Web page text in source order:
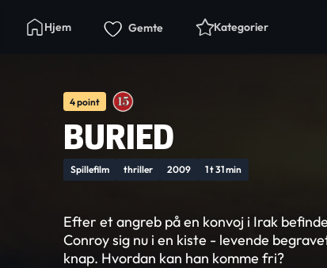
Hjem Gemte Kategorier
4 point
BURIED
Spillefilm thriller 2009 1 t 31 min
Efter et angreb på en konvoj i Irak
Conroy sig nu i en kiste - levende
knap. Hvordan kan han komme fri?